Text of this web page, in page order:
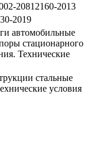
20812160-2013
2019
автомобильные
стационарного
Технические
стальные
условия